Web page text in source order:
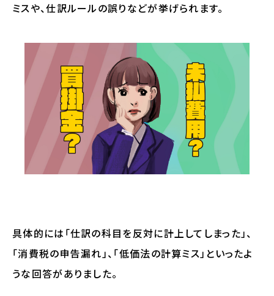
ミスや、仕訳ルールの誤りなどが挙げられます。
具体的には「仕訳の科目を反対に計上してしまった」、
「消費税の申告漏れ」、「低価法の計算ミス」といったよ
うな回答がありました。